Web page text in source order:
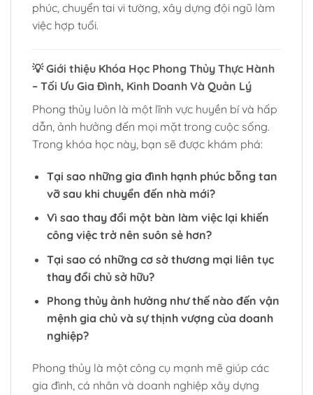
phúc, chuyển tai vi tường, xây dựng đội ngũ làm
việc hợp tuổi.
💡Giới thiệu Khóa Học Phong Thủy Thực Hành
– Tối Ưu Gia Đình, Kinh Doanh Và Quản Lý
Phong thủy luôn là một lĩnh vực huyền bí và hấp
dẫn, ảnh hưởng đến mọi mặt trong cuộc sống.
Trong khóa học này, bạn sẽ được khám phá:
Tại sao những gia đình hạnh phúc bỗng tan
vỡ sau khi chuyển đến nhà mới?
Vì sao thay đổi một bàn làm việc lại khiến
công việc trở nên suôn sẻ hơn?
Tại sao có những cơ sở thương mại liên tục
thay đổi chủ sở hữu?
Phong thủy ảnh hưởng như thế nào đến vận
mệnh gia chủ và sự thịnh vượng của doanh
nghiệp?
Phong thủy là một công cụ mạnh mẽ giúp các
gia đình, cá nhân và doanh nghiệp xây dựng